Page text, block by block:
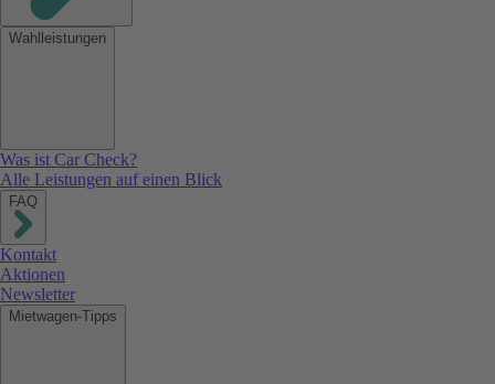
Wahlleistungen
Was ist Car Check?
Alle Leistungen auf einen Blick
FAQ
Kontakt
Aktionen
Newsletter
Mietwagen-Tipps